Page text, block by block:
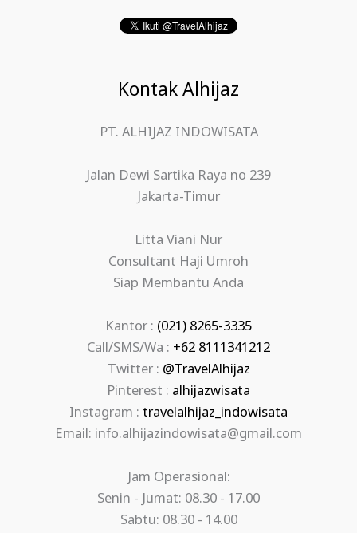
Kontak Alhijaz
PT. ALHIJAZ INDOWISATA
Jalan Dewi Sartika Raya no 239
Jakarta-Timur
Litta Viani Nur
Consultant Haji Umroh
Siap Membantu Anda
Kantor : (021) 8265-3335
Call/SMS/Wa : +62 8111341212
Twitter : @TravelAlhijaz
Pinterest : alhijazwisata
Instagram : travelalhijaz_indowisata
Email: info.alhijazindowisata@gmail.com
Jam Operasional:
Senin - Jumat: 08.30 - 17.00
Sabtu: 08.30 - 14.00